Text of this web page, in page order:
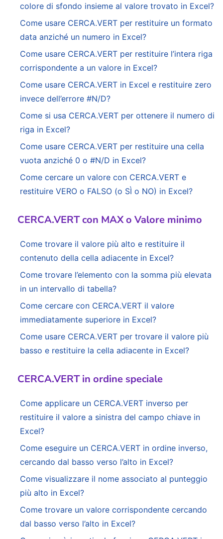
colore di sfondo insieme al valore trovato in Excel?
Come usare CERCA.VERT per restituire un formato
data anziché un numero in Excel?
Come usare CERCA.VERT per restituire l’intera riga
corrispondente a un valore in Excel?
Come usare CERCA.VERT in Excel e restituire zero
invece dell’errore #N/D?
Come si usa CERCA.VERT per ottenere il numero di
riga in Excel?
Come usare CERCA.VERT per restituire una cella
vuota anziché 0 o #N/D in Excel?
Come cercare un valore con CERCA.VERT e
restituire VERO o FALSO (o SÌ o NO) in Excel?
CERCA.VERT con MAX o Valore minimo
Come trovare il valore più alto e restituire il
contenuto della cella adiacente in Excel?
Come trovare l’elemento con la somma più elevata
in un intervallo di tabella?
Come cercare con CERCA.VERT il valore
immediatamente superiore in Excel?
Come usare CERCA.VERT per trovare il valore più
basso e restituire la cella adiacente in Excel?
CERCA.VERT in ordine speciale
Come applicare un CERCA.VERT inverso per
restituire il valore a sinistra del campo chiave in
Excel?
Come eseguire un CERCA.VERT in ordine inverso,
cercando dal basso verso l’alto in Excel?
Come visualizzare il nome associato al punteggio
più alto in Excel?
Come trovare un valore corrispondente cercando
dal basso verso l’alto in Excel?